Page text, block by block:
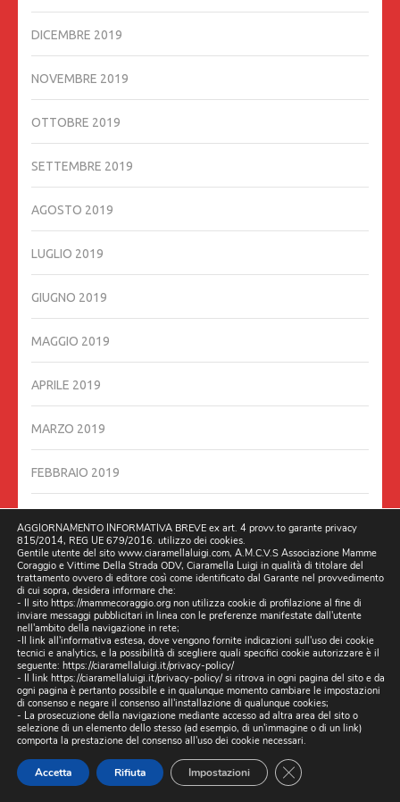
DICEMBRE 2019
NOVEMBRE 2019
OTTOBRE 2019
SETTEMBRE 2019
AGOSTO 2019
LUGLIO 2019
GIUGNO 2019
MAGGIO 2019
APRILE 2019
MARZO 2019
FEBBRAIO 2019
DICEMBRE 2018
OTTOBRE 2018
SETTEMBRE 2018
AGOSTO 2018
LUGLIO 2018
GIUGNO 2018
AGGIORNAMENTO INFORMATIVA BREVE ex art. 4 provv.to garante privacy
815/2014, REG UE 679/2016. utilizzo dei cookies.
Gentile utente del sito www.ciaramellaluigi.com, A.M.C.V.S Associazione Mamme
Coraggio e Vittime Della Strada ODV, Ciaramella Luigi in qualità di titolare del
trattamento ovvero di editore così come identificato dal Garante nel provvedimento
di cui sopra, desidera informare che:
- Il sito https://mammecoraggio.org non utilizza cookie di profilazione al fine di
inviare messaggi pubblicitari in linea con le preferenze manifestate dall'utente
nell'ambito della navigazione in rete;
-Il link all'informativa estesa, dove vengono fornite indicazioni sull'uso dei cookie
tecnici e analytics, e la possibilità di scegliere quali specifici cookie autorizzare è il
seguente: https://ciaramellaluigi.it/privacy-policy/
- Il link https://ciaramellaluigi.it/privacy-policy/si ritrova in ogni pagina del sito e da
ogni pagina è pertanto possibile e in qualunque momento cambiare le impostazioni
di consenso e negare il consenso all'installazione di qualunque cookies;
- La prosecuzione della navigazione mediante accesso ad altra area del sito o
selezione di un elemento dello stesso (ad esempio, di un'immagine o di un link)
comporta la prestazione del consenso all'uso dei cookie necessari.
Accetta Rifiuta Impostazioni CLOSE GDPR